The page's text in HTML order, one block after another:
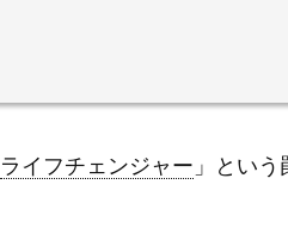
ライフチェンジャー 」という